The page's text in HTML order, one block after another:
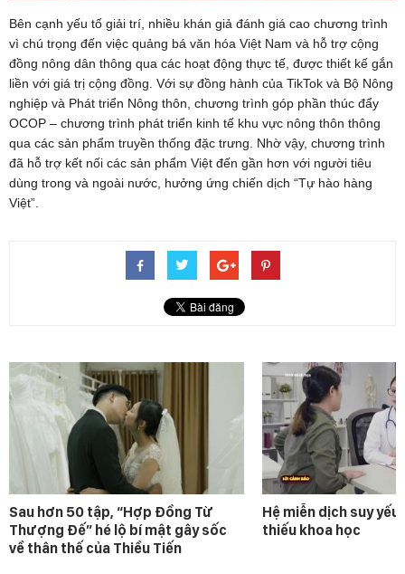
Bên cạnh yếu tố giải trí, nhiều khán giả đánh giá cao chương trình
vì chú trọng đến việc quảng bá văn hóa Việt Nam và hỗ trợ cộng
đồng nông dân thông qua các hoạt động thực tế, được thiết kế gắn
liền với giá trị cộng đồng. Với sự đồng hành của TikTok và Bộ Nông
nghiệp và Phát triển Nông thôn, chương trình góp phần thúc đẩy
OCOP – chương trình phát triển kinh tế khu vực nông thôn thông
qua các sản phẩm truyền thống đặc trưng. Nhờ vậy, chương trình
đã hỗ trợ kết nối các sản phẩm Việt đến gần hơn với người tiêu
dùng trong và ngoài nước, hưởng ứng chiến dịch “Tự hào hàng
Việt”.
Sau hơn 50 tập, “Hợp Đồng Từ
Thượng Đế” hé lộ bí mật gây sốc
về thân thế của Thiều Tiến
Hệ miễn dịch suy
thiếu khoa học